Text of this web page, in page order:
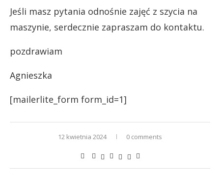
Jeśli masz pytania odnośnie zajęć z szycia na
maszynie, serdecznie zapraszam do kontaktu.
pozdrawiam
Agnieszka
[mailerlite_form form_id=1]
12 kwietnia 2024 0 comments